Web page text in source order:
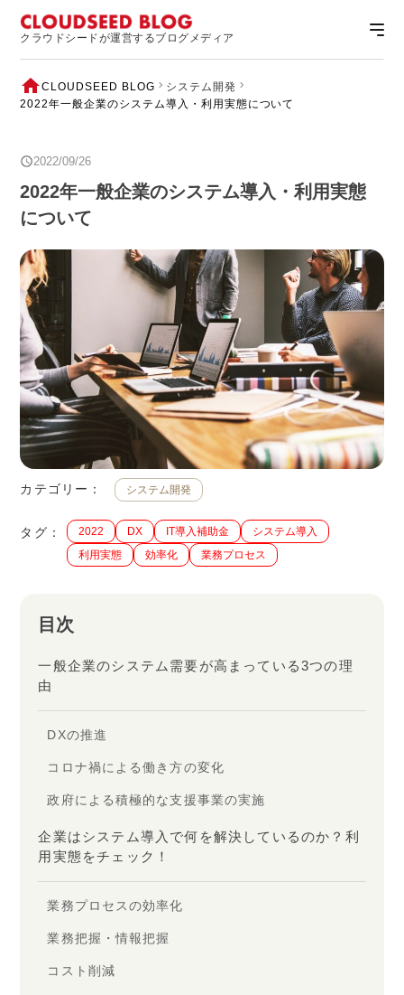
クラウドシードが運営するブログメディア
CLOUDSEED BLOG
システム開発
2022年一般企業のシステム導入・利用実態について
2022/09/26
2022年一般企業のシステム導入・利用実態
について
カテゴリー： システム開発
タグ： 2022 DX IT導入補助金
システム導入
利用実態
効率化 業務プロセス
目次
一般企業のシステム需要が高まっている3つの理
由
DXの推進
コロナ禍による働き方の変化
政府による積極的な支援事業の実施
企業はシステム導入で何を解決しているのか？利
用実態をチェック！
業務プロセスの効率化
業務把握・情報把握
コスト削減